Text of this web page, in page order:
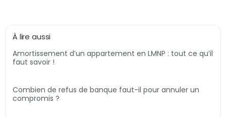
À lire aussi
Amortissement d’un appartement en LMNP : tout ce qu’il
faut savoir !
Combien de refus de banque faut-il pour annuler un
compromis ?